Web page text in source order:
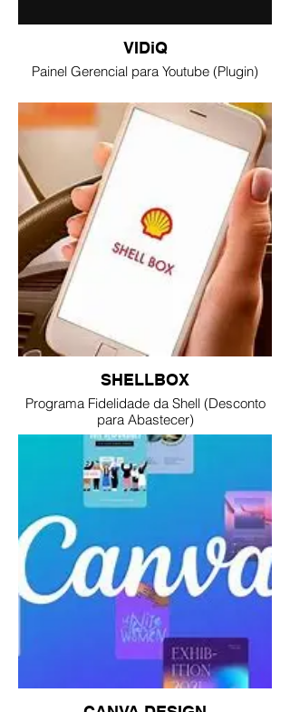
VIDiQ
Painel Gerencial para Youtube (Plugin)
SHELLBOX
Programa Fidelidade da Shell (Desconto
para Abastecer)